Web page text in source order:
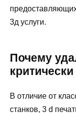
3д услуги.
Почему
В отличие от
станков, 3 d